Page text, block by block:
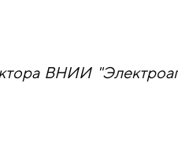
ВНИИ